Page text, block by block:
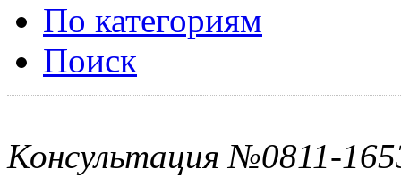
По категориям
Поиск
Консультация №0811-